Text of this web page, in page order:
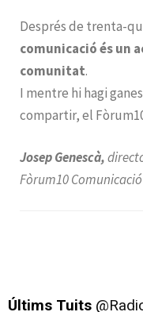
Després de trenta-
comunicació és un
comunitat.
I mentre hi hagi
compartir, el
Josep Genescà,
Fòrum10 Comunicació
Últims Tuits